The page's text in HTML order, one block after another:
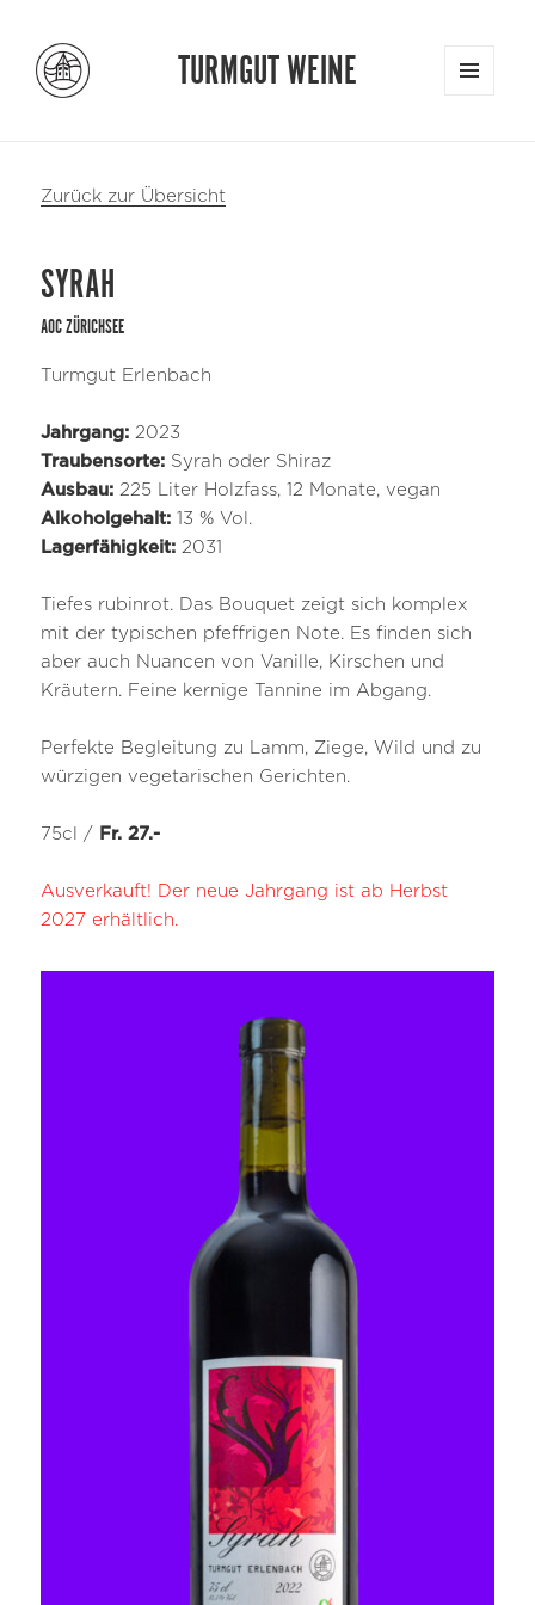
TURMGUT WEINE
Zurück zur Übersicht
SYRAH
AOC ZÜRICHSEE
Turmgut Erlenbach
Jahrgang: 2023
Traubensorte: Syrah oder Shiraz
Ausbau: 225 Liter Holzfass, 12 Monate, vegan
Alkoholgehalt: 13 % Vol.
Lagerfähigkeit: 2031
Tiefes rubinrot. Das Bouquet zeigt sich komplex
mit der typischen pfeffrigen Note. Es finden sich
aber auch Nuancen von Vanille, Kirschen und
Kräutern. Feine kernige Tannine im Abgang.
Perfekte Begleitung zu Lamm, Ziege, Wild und zu
würzigen vegetarischen Gerichten.
75cl / Fr. 27.-
Ausverkauft! Der neue Jahrgang ist ab Herbst
2027 erhältlich.